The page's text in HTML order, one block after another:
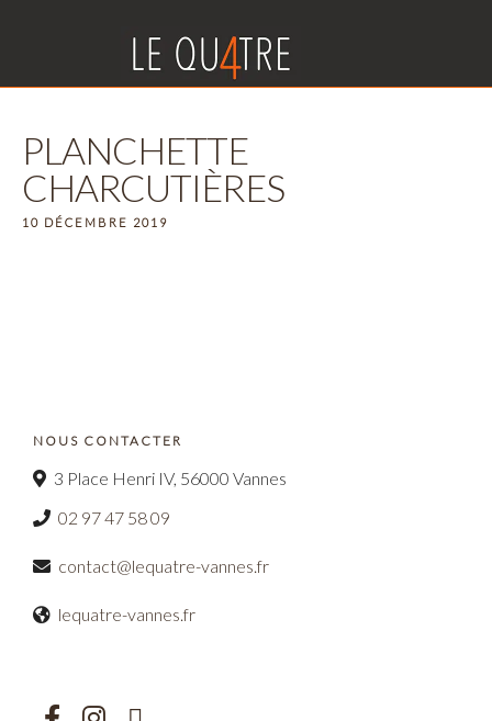
PLANCHETTE
CHARCUTIÈRES
10 DÉCEMBRE 2019
NOUS CONTACTER
3 Place Henri IV, 56000 Vannes
02 97 47 58 09
contact@lequatre-vannes.fr
lequatre-vannes.fr